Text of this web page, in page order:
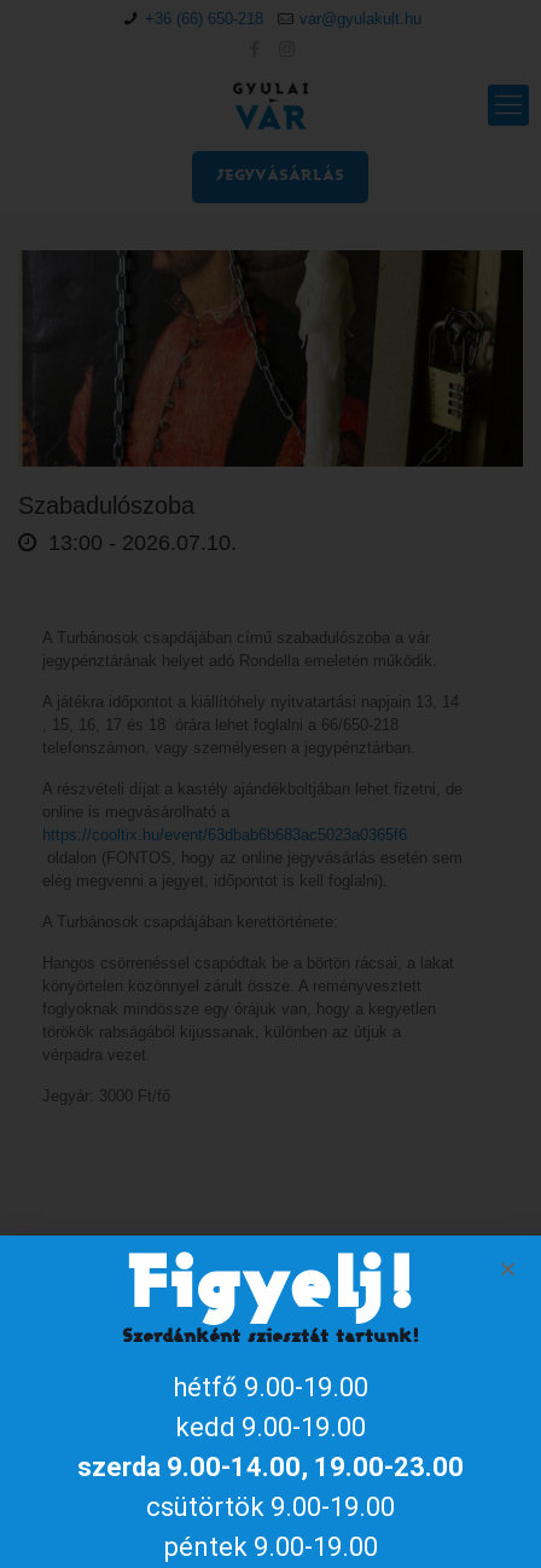
+36 (66) 650-218 var@gyulakult.hu
JEGYVÁSÁRLÁS
Szabadulószoba
13:00 - 2026.07.10.
A Turbánosok csapdájában című szabadulószoba a vár
jegypénztárának helyet adó Rondella emeletén működik.
A játékra időpontot a kiállítóhely nyitvatartási napjain 13, 14
, 15, 16, 17 és 18 órára lehet foglalni a 66/650-218
telefonszámon, vagy személyesen a jegypénztárban.
A részvételi díjat a kastély ajándékboltjában lehet fizetni, de
online is megvásárolható a
https://cooltix.hu/event/63dbab6b683ac5023a0365f6
oldalon (FONTOS, hogy az online jegyvásárlás esetén sem
elég megvenni a jegyet, időpontot is kell foglalni).
A Turbánosok csapdájában kerettörténete:
Hangos csörrenéssel csapódtak be a börtön rácsai, a lakat
könyörtelen közönnyel zárult össze. A reményvesztett
foglyoknak mindössze egy órájuk van, hogy a kegyetlen
törökök rabságából kijussanak, különben az útjuk a
vérpadra vezet.
Jegyár: 3000 Ft/fő
Naptárhoz adom
iCalendar / Outlook Google naptár
Figyelj!
Szerdánként sziesztát tartunk!
hétfő 9.00-19.00
kedd 9.00-19.00
szerda 9.00-14.00, 19.00-23.00
csütörtök 9.00-19.00
péntek 9.00-19.00